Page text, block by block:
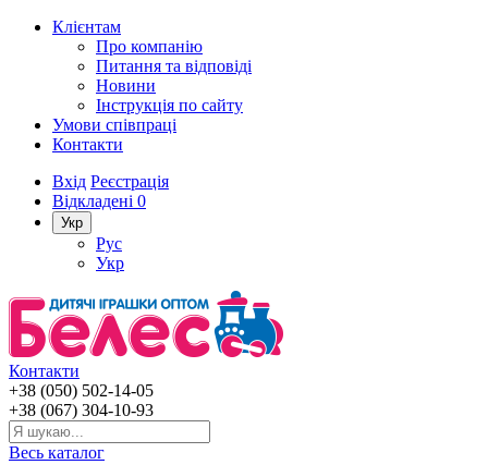
Клієнтам
Про компанію
Питання та відповіді
Новини
Інструкція по сайту
Умови співпраці
Контакти
Вхід Реєстрація
Відкладені 0
Укр
Рус
Укр
Контакти
+38 (050) 502-14-05
+38 (067) 304-10-93
Весь каталог